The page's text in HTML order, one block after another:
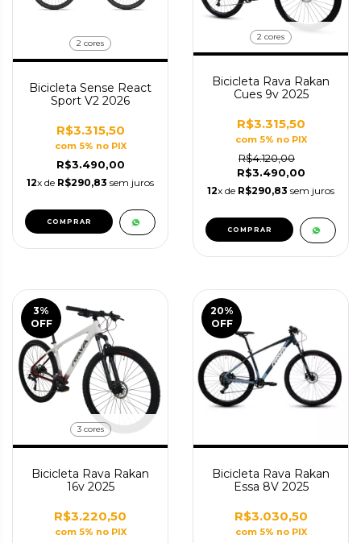
2 cores
Bicicleta Sense React
Sport V2 2026
R$3.315,50
com 5% no PIX
R$3.490,00
12x de R$290,83 sem juros
COMPRAR
2 cores
Bicicleta Rava Rakan
Cues 9v 2025
R$3.315,50
com 5% no PIX
R$4.120,00
R$3.490,00
12x de R$290,83 sem juros
COMPRAR
3%
OFF
3 cores
Bicicleta Rava Rakan
16v 2025
R$3.220,50
com 5% no PIX
20%
OFF
Bicicleta Rava Rakan
Essa 8V 2025
R$3.030,50
com 5% no PIX